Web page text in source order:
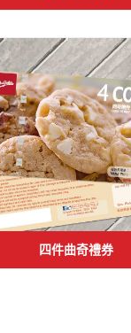
四件曲奇禮券